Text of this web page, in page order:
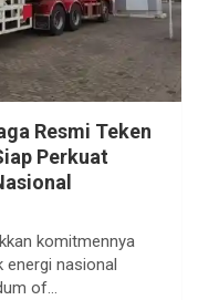
Resmi Teken
Perkuat
komitmennya
nasional
of…